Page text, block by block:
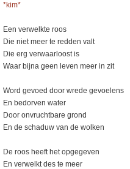
*kim*
Een verwelkte roos
Die niet meer te redden valt
Die erg verwaarloost is
Waar bijna geen leven meer in zit
Word gevoed door wrede gevoelens
En bedorven water
Door onvruchtbare grond
En de schaduw van de wolken
De roos heeft het opgegeven
En verwelkt des te meer